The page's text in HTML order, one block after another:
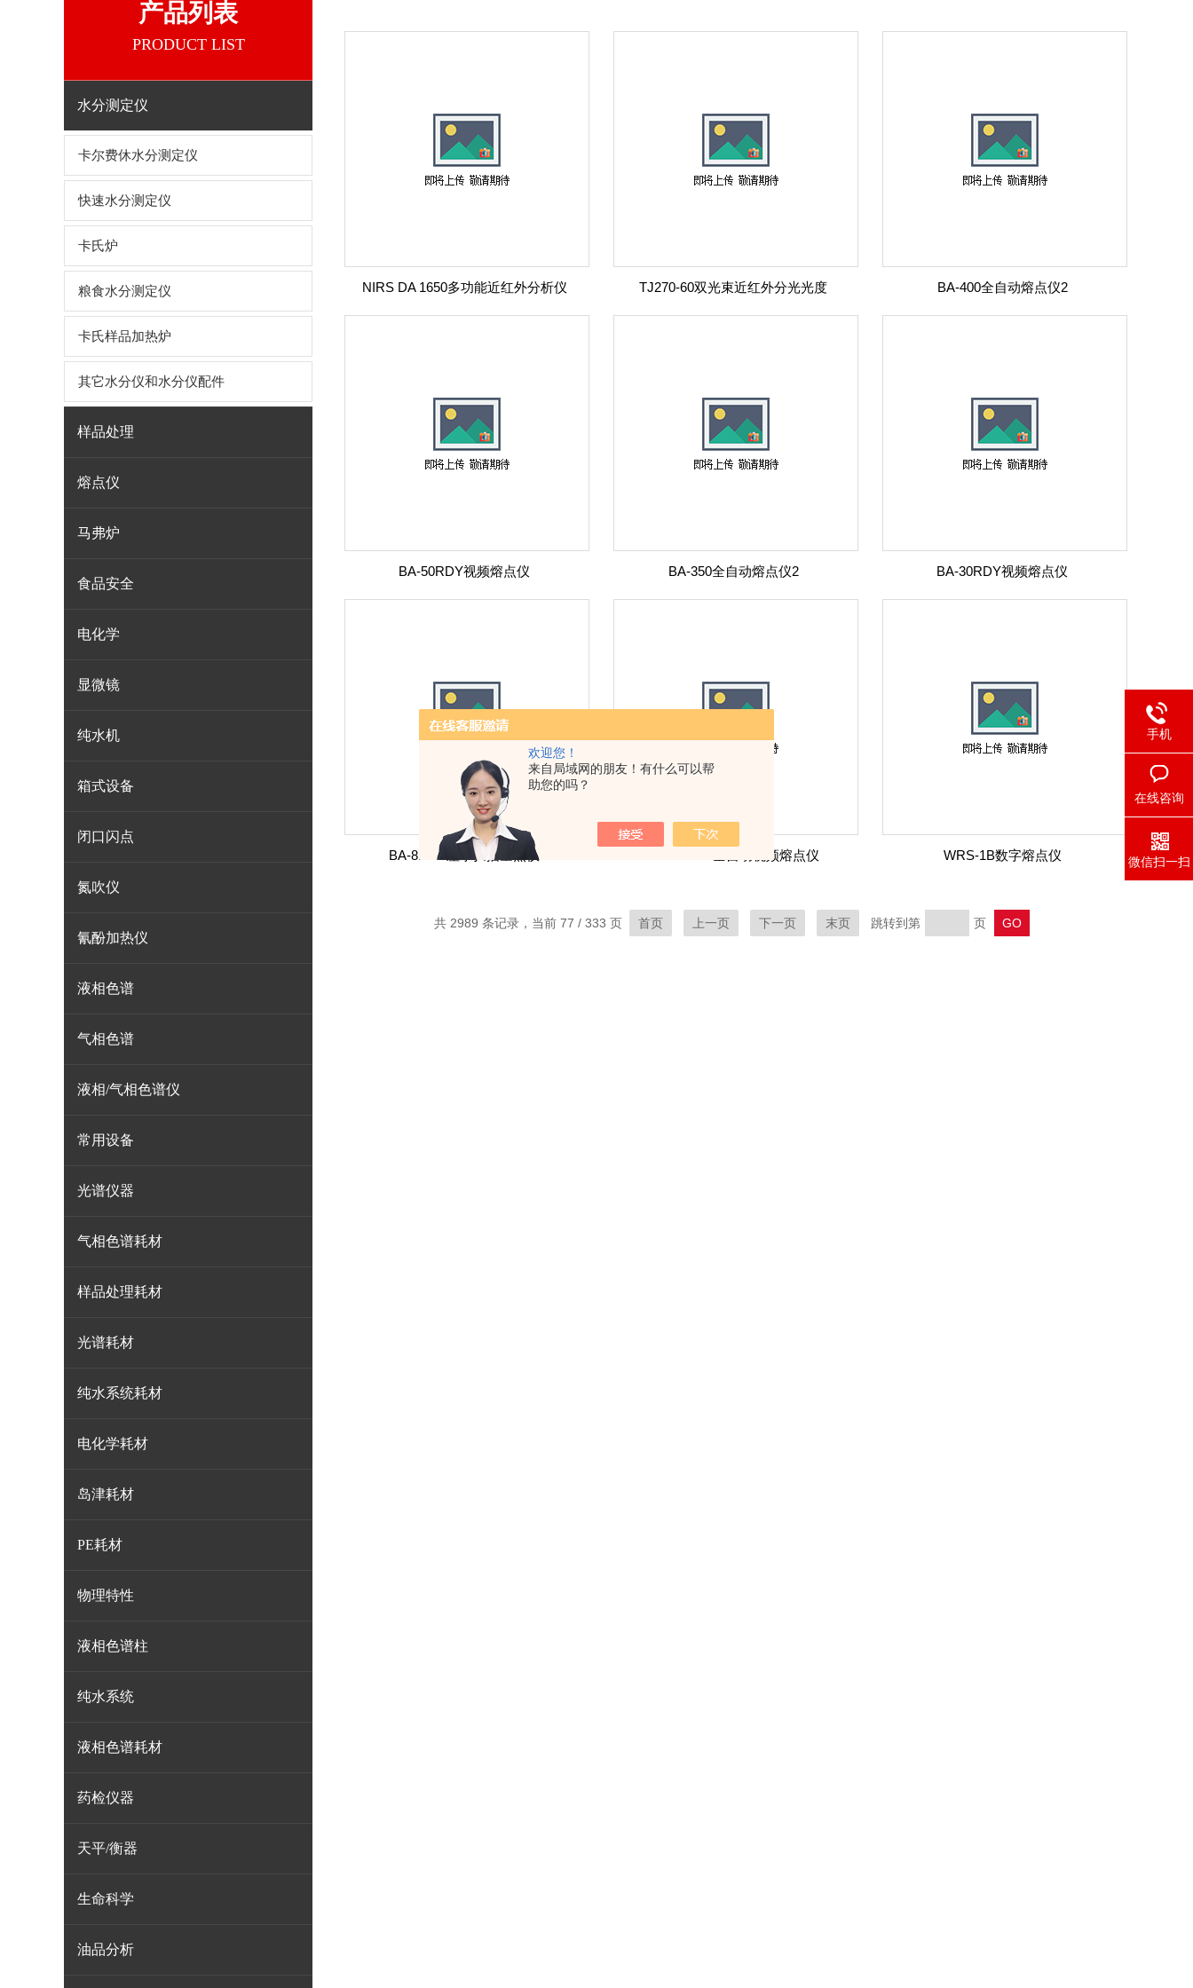
欢迎您！
来自局域网的朋友！有什么可以帮
助您的吗？
产品列表
PRODUCT LIST
水分测定仪
卡尔费休水分测定仪
快速水分测定仪
卡氏炉
粮食水分测定仪
卡氏样品加热炉
其它水分仪和水分仪配件
样品处理
熔点仪
马弗炉
食品安全
电化学
显微镜
纯水机
箱式设备
闭口闪点
氮吹仪
氰酚加热仪
液相色谱
气相色谱
液相/气相色谱仪
常用设备
光谱仪器
气相色谱耗材
样品处理耗材
光谱耗材
纯水系统耗材
电化学耗材
岛津耗材
PE耗材
物理特性
液相色谱柱
纯水系统
液相色谱耗材
药检仪器
天平/衡器
生命科学
油品分析
NIRS DA 1650多功能近红外分析仪 TJ270-60双光束近红外分光光度 BA-400全自动熔点仪2
BA-50RDY视频熔点仪 BA-350全自动熔点仪2 BA-30RDY视频熔点仪
BA-8DSC差示扫描量热仪 BA-70RDY全自动视频熔点仪 WRS-1B数字熔点仪
共 2989 条记录，当前 77 / 333 页 首页 上一页 下一页 末页 跳转到第 页
手机
在线咨询
微信扫一扫